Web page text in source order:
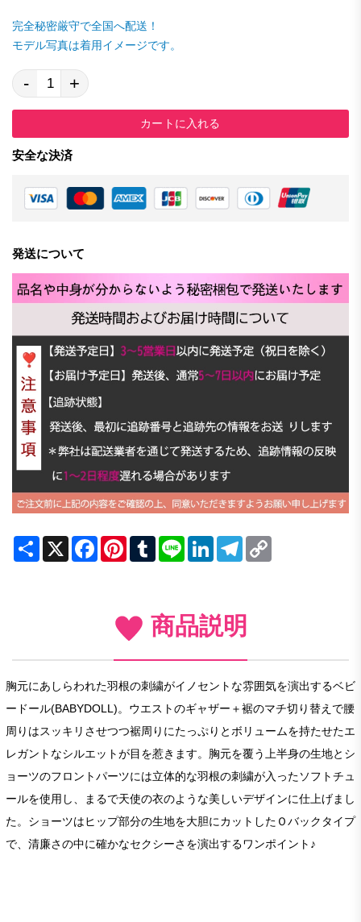
完全秘密厳守で全国へ配送！
モデル写真は着用イメージです。
- +
カートに入れる
安全な決済
発送について
Share X FacebookPinterestTumblrLine LinkedInTelegram
商品説明
胸元にあしらわれた羽根の刺繍がイノセントな雰囲気を演出するベビ
ードール(BABYDOLL)。ウエストのギャザー＋裾のマチ切り替えで腰
周りはスッキリさせつつ裾周りにたっぷりとボリュームを持たせたエ
レガントなシルエットが目を惹きます。胸元を覆う上半身の生地とシ
ョーツのフロントパーツには立体的な羽根の刺繍が入ったソフトチュ
ールを使用し、まるで天使の衣のような美しいデザインに仕上げまし
た。ショーツはヒップ部分の生地を大胆にカットしたＯバックタイプ
で、清廉さの中に確かなセクシーさを演出するワンポイント♪